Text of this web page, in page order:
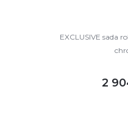
EXCLUSIVE sada
2